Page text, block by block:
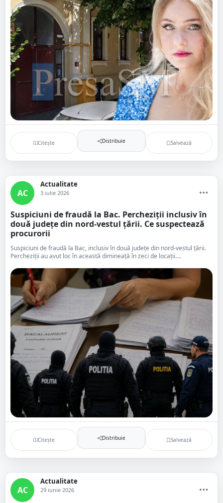
Citește Distribuie Salvează
AC
Actualitate
3 iulie 2026
Suspiciuni de fraudă la Bac. Percheziții inclusiv în
două județe din nord-vestul țării. Ce suspectează
procurorii
Suspiciuni de fraudă la Bac, inclusiv în două județe din nord-vestul țării.
Percheziții au avut loc în această dimineață în zeci de locații....
Citește Distribuie Salvează
AC
Actualitate
29 iunie 2026